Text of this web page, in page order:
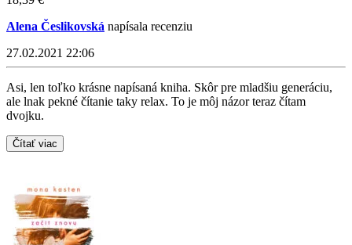
Alena Česlikovská napísala recenziu
27.02.2021 22:06
Asi, len toľko krásne napísaná kniha. Skôr pre mladšiu generáciu,
ale lnak pekné čítanie taky relax. To je môj názor teraz čítam
dvojku.
Čítať viac